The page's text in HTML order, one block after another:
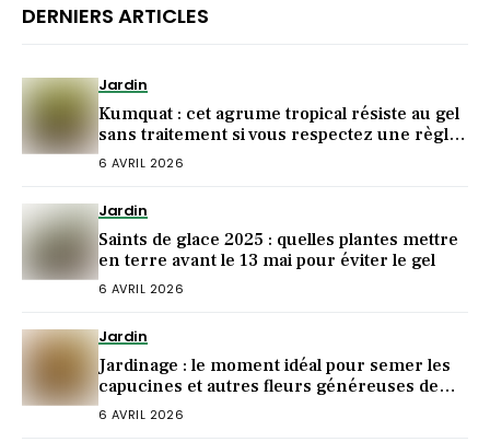
DERNIERS ARTICLES
Jardin
Kumquat : cet agrume tropical résiste au gel
sans traitement si vous respectez une règle
de plantation
6 AVRIL 2026
Jardin
Saints de glace 2025 : quelles plantes mettre
en terre avant le 13 mai pour éviter le gel
6 AVRIL 2026
Jardin
Jardinage : le moment idéal pour semer les
capucines et autres fleurs généreuses de
l’été
6 AVRIL 2026